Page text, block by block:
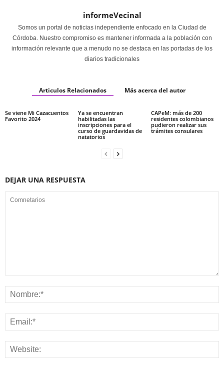
informeVecinal
Somos un portal de noticias independiente enfocado en la Ciudad de
Córdoba. Nuestro compromiso es mantener informada a la población con
información relevante que a menudo no se destaca en las portadas de los
diarios tradicionales
Articulos Relacionados Más acerca del autor
Se viene Mi Cazacuentos
Favorito 2024
Ya se encuentran
habilitadas las
inscripciones para el
curso de guardavidas de
natatorios
CAPeM: más de 200
residentes colombianos
pudieron realizar sus
trámites consulares
DEJAR UNA RESPUESTA